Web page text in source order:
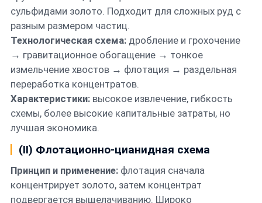
сульфидами золото. Подходит для сложных руд с
разным размером частиц.
Технологическая схема: дробление и грохочение
→ гравитационное обогащение → тонкое
измельчение хвостов → флотация → раздельная
переработка концентратов.
Характеристики:высокое извлечение, гибкость
схемы, более высокие капитальные затраты, но
лучшая экономика.
(II) Флотационно-цианидная схема
Принцип и применение: флотация сначала
концентрирует золото, затем концентрат
подвергается выщелачиванию. Широко